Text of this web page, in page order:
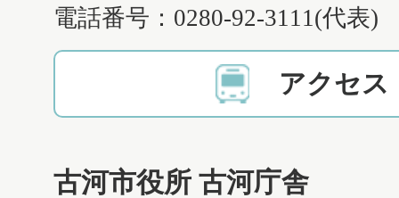
電話番号：0280-92-3111(代表)
アクセス
古河市役所 古河庁舎